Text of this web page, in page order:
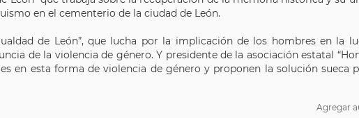
en el cementerio de la ciudad de León.
de León”, que lucha por la implicación de los hombres en la
de la violencia de género. Y presidente de la asociación estatal
en esta forma de violencia de género y proponen la solución sueca
Agregar